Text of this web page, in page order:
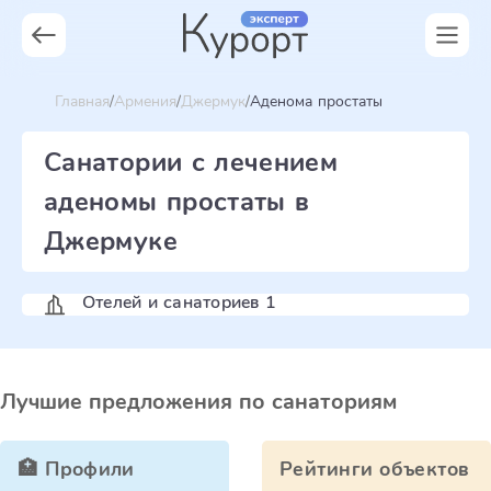
Главная Армения Джермук Аденома простаты
Санатории с лечением
аденомы простаты в
Джермуке
Отелей и санаториев 1
Лучшие предложения по санаториям
🏥 Профили
Рейтинги объектов